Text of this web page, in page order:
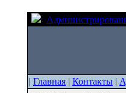
| Главная | Контакты |